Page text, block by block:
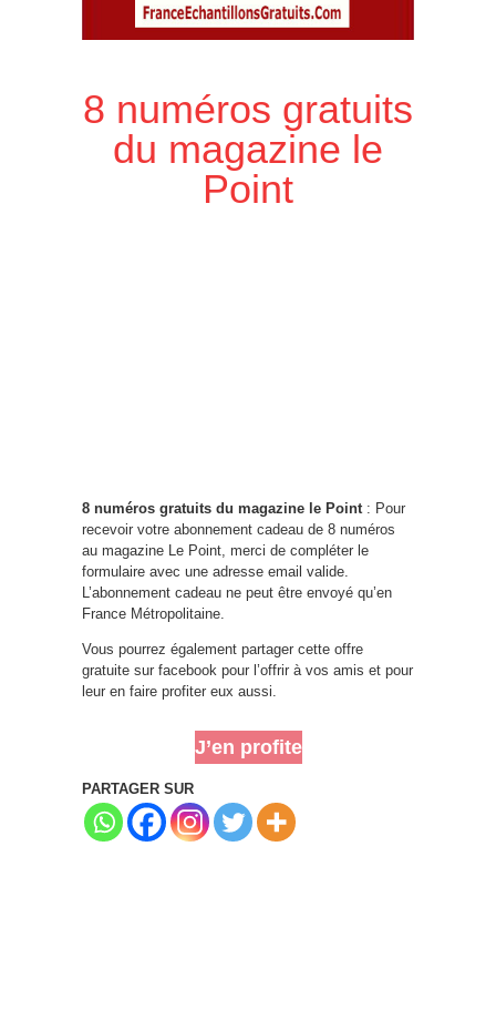
8 numéros gratuits
du magazine le
Point
8 numéros gratuits du magazine le Point : Pour
recevoir votre abonnement cadeau de 8 numéros
au magazine Le Point, merci de compléter le
formulaire avec une adresse email valide.
L’abonnement cadeau ne peut être envoyé qu’en
France Métropolitaine.
Vous pourrez également partager cette offre
gratuite sur facebook pour l’offrir à vos amis et pour
leur en faire profiter eux aussi.
J’en profite
PARTAGER SUR